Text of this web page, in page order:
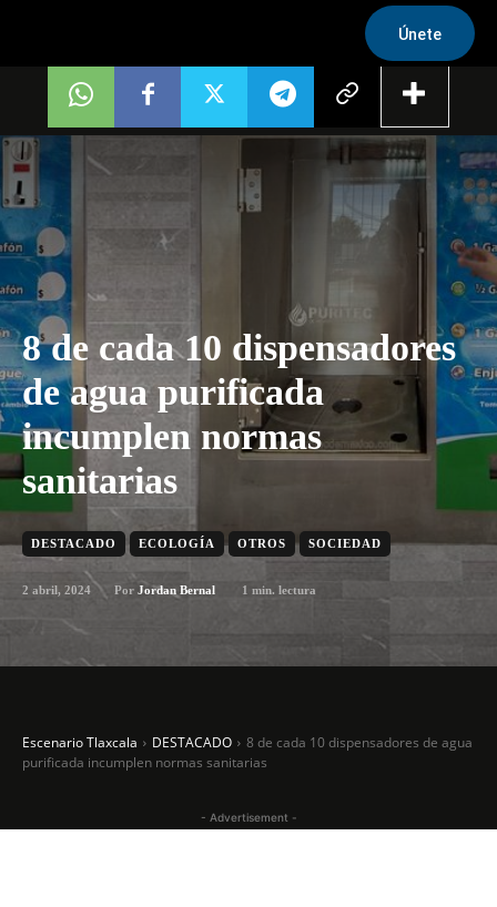
Únete
8 de cada 10 dispensadores
de agua purificada
incumplen normas
sanitarias
DESTACADO ECOLOGÍA OTROS SOCIEDAD
2 abril, 2024 Por Jordan Bernal 1 min. lectura
Escenario Tlaxcala DESTACADO
8 de cada 10 dispensadores de agua
purificada incumplen normas sanitarias
- Advertisement -